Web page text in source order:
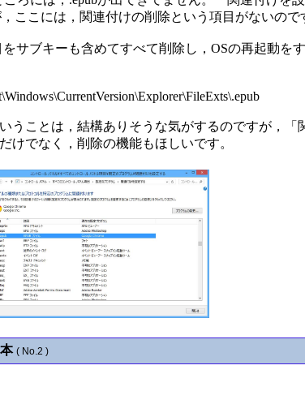
ここには，関連付けの削除という項目がないので
サブキーも含めてすべて削除し，OSの再起動を
うことは，結構ありそうな気がするのですが，「
けでなく，削除の機能もほしいです。
( No.2 )